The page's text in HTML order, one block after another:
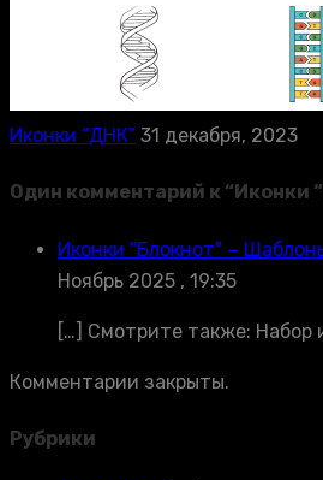
Иконки “ДНК” 31 декабря, 2023
Один комментарий к “ Иконки
Иконки "Блокнот" −
Ноябрь 2025 , 19:35
[…] Смотрите также: Набор
Комментарии закрыты.
Рубрики